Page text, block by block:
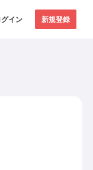
グイン 新規登録